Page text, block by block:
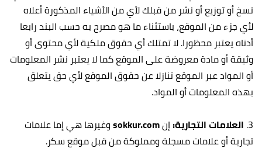
نسخ أو توزيع أو نشر من قبلك لأي من الأشياء المذكورة أعلاه
لأي جزء من الموقع، باستثناء ما هو مصرح به حسب البند رابعا
أدناه يعتبر محظورا. لا تمتلك أي حقوق ملكية لأي محتوى أو
وثيقة أو مادة معروضة على الموقع كما لا يعتبر نشر المعلومات
أو المواد عبر الموقع تنازلا عن حقوق الموقع لأي حق يتعلق
بهذه المعلومات أو المواد.
3. العلامات التجارية:إنsokkur.comوغيرها هي إما علامات
تجارية أو علامات مسجلة ومملوكة من قبل موقع سكر.